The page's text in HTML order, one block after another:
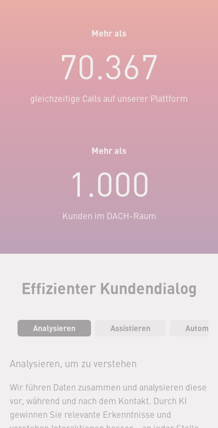
Mehr als
70.367
gleichzeitige Calls auf unserer Plattform
Mehr als
1.000
Kunden im DACH-Raum
Effizienter Kundendialog
Analysieren Assistieren
Analysieren, um zu verstehen
Wir führen Daten zusammen und analysieren diese
vor, während und nach dem Kontakt. Durch KI
gewinnen Sie relevante Erkenntnisse und